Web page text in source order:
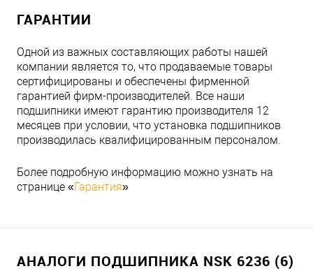
ГАРАНТИИ
Одной из важных составляющих работы нашей
компании является то, что продаваемые товары
сертифицированы и обеспечены фирменной
гарантией фирм-производителей. Все наши
подшипники имеют гарантию производителя 12
месяцев при условии, что установка подшипников
производилась квалифицированным персоналом.
Более подробную информацию можно узнать на
странице «Гарантия»
АНАЛОГИ ПОДШИПНИКА NSK 6236 (6)